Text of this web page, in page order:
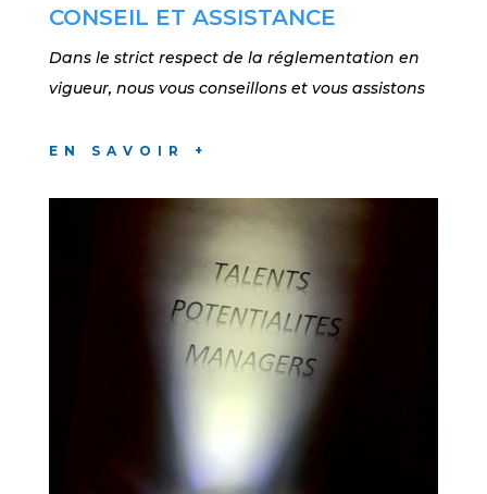
CONSEIL ET ASSISTANCE
Dans le strict respect de la réglementation en
vigueur, nous vous conseillons et vous assistons
EN SAVOIR +